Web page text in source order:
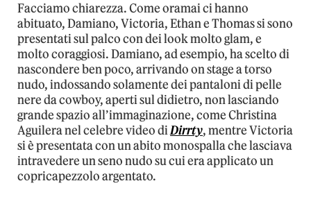
Facciamo chiarezza. Come oramai ci hanno
abituato, Damiano, Victoria, Ethan e Thomas si sono
presentati sul palco con dei look molto glam, e
molto coraggiosi. Damiano, ad esempio, ha scelto di
nascondere ben poco, arrivando on stage a torso
nudo, indossando solamente dei pantaloni di pelle
nere da cowboy, aperti sul didietro, non lasciando
grande spazio all’immaginazione, come Christina
Aguilera nel celebre video diDirrty, mentre Victoria
si è presentata con un abito monospalla che lasciava
intravedere un seno nudo su cui era applicato un
copricapezzolo argentato.